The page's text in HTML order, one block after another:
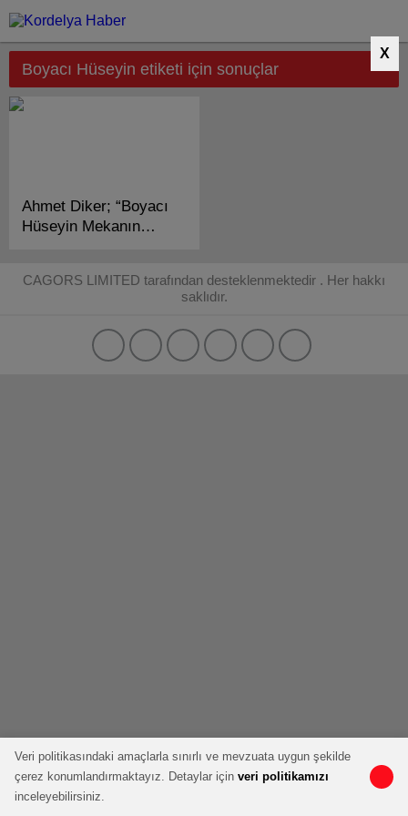
X
Boyacı Hüseyin etiketi için sonuçlar
Ahmet Diker; “Boyacı
Hüseyin Mekanın
CAGORS LIMITED tarafından desteklenmektedir . Her hakkı
saklıdır.
Veri politikasındaki amaçlarla sınırlı ve mevzuata uygun şekilde
çerez konumlandırmaktayız. Detaylar için veri politikamızı
inceleyebilirsiniz.